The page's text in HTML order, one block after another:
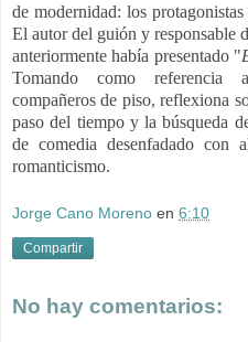
de modernidad: los
El autor del guión y responsable
anteriormente había presentado "
Tomando como referencia
compañeros de piso, reflexiona
paso del tiempo y la búsqueda
de comedia desenfadado con
romanticismo.
Jorge Cano Moreno en 6:10
Compartir
No hay comentarios: